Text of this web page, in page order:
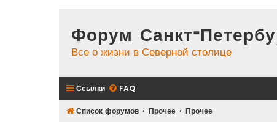
Форум Санкт-
Все о жизни в Северной столице
Ссылки FAQ
Список форумов Прочее Прочее